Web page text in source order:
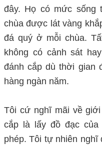
đây. Họ có mức sống
chùa được lát vàng
đá quý ở mỗi chùa.
không có cảnh sát
đánh cắp dù thời gian
hàng ngàn năm.
Tôi cứ nghĩ mãi về
cắp là lấy đồ đạc
phép. Tôi tự nhiên nghĩ